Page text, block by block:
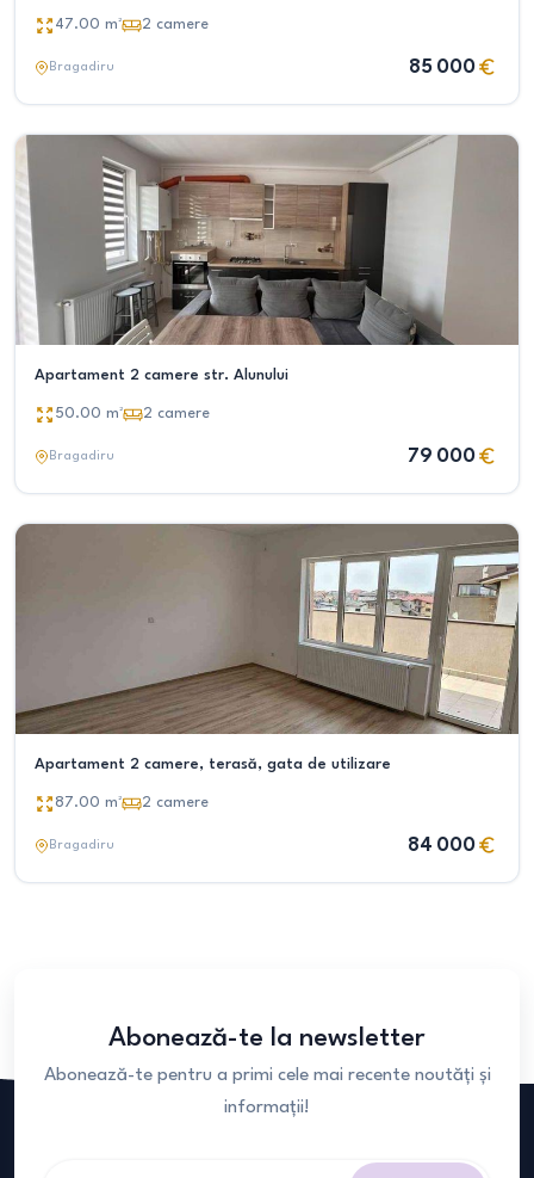
47.00 m² 2 camere
Bragadiru 85 000
Apartament 2 camere str. Alunului
50.00 m² 2 camere
Bragadiru 79 000
Apartament 2 camere, terasă, gata de utilizare
87.00 m² 2 camere
Bragadiru 84 000
Abonează-te la newsletter
Abonează-te pentru a primi cele mai recente noutăți și
informații!